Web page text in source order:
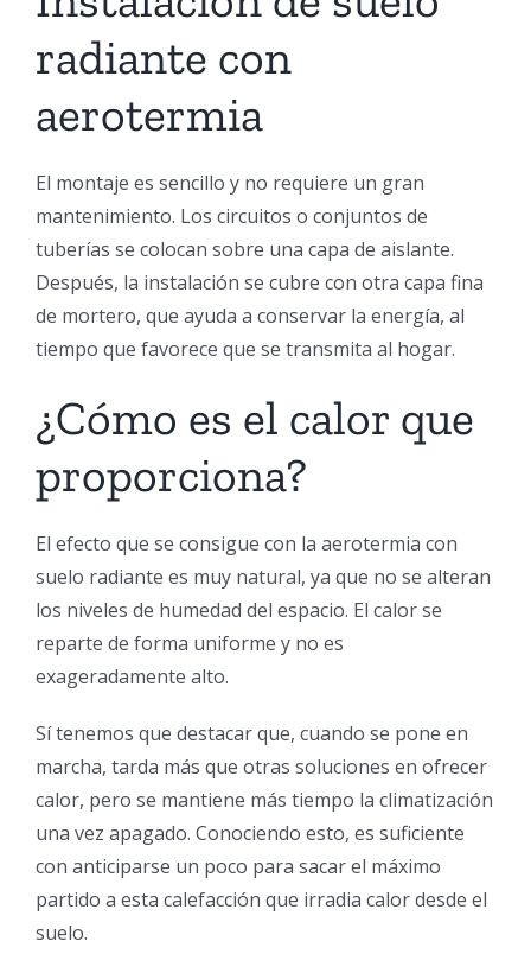
radiante con
aerotermia
El montaje es sencillo y no requiere un gran
mantenimiento. Los circuitos o conjuntos de
tuberías se colocan sobre una capa de aislante.
Después, la instalación se cubre con otra capa fina
de mortero, que ayuda a conservar la energía, al
tiempo que favorece que se transmita al hogar.
¿Cómo es el calor que
proporciona?
El efecto que se consigue con la aerotermia con
suelo radiante es muy natural, ya que no se alteran
los niveles de humedad del espacio. El calor se
reparte de forma uniforme y no es
exageradamente alto.
Sí tenemos que destacar que, cuando se pone en
marcha, tarda más que otras soluciones en ofrecer
calor, pero se mantiene más tiempo la climatización
una vez apagado. Conociendo esto, es suficiente
con anticiparse un poco para sacar el máximo
partido a esta calefacción que irradia calor desde el
suelo.